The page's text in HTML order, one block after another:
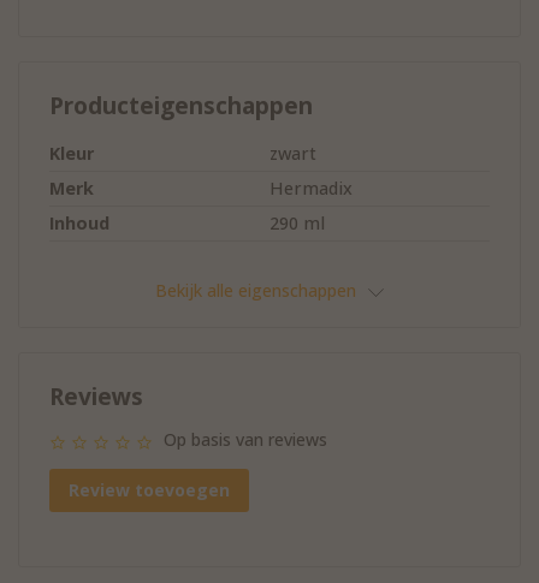
Producteigenschappen
Kleur
zwart
Merk
Hermadix
Inhoud
290 ml
Bekijk alle eigenschappen
Reviews
Op basis van reviews
Review toevoegen